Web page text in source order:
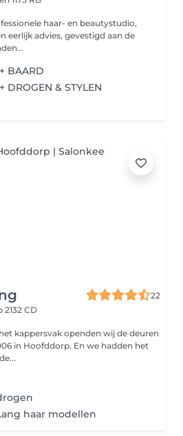
haar- en beautystudio,
eerlijk advies, gevestigd aan de
BAARD
DROGEN & STYLEN
22
CD
kappersvak openden wij de deuren
in Hoofddorp. En we hadden het
haar modellen